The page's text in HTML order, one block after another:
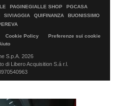
PAGINEGIALLE SHOP
PGCASA
SIVIAGGIA QUIFINANZA
BUONISSIMO
Cookie Policy
Preferenze sui cookie
S.p.A. 2026
di Libero Acquisition S.á r.l.